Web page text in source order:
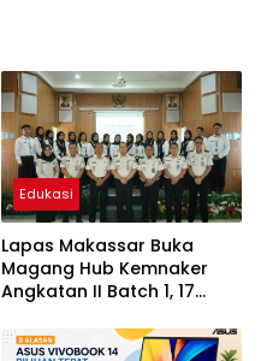
Edukasi
Lapas Makassar Buka
Magang Hub Kemnaker
Angkatan II Batch 1, 17
Dunia Kerja